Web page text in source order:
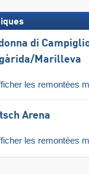
di
​Marilleva
les remontées
Arena
les remontées